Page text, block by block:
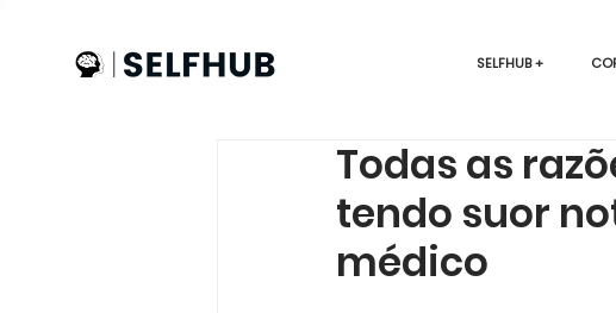
SELFHUB +
Todas as
tendo suor
médico